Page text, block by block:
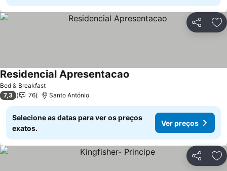
Partilhar
Bed & Breakfast
Residencial Apresentacao
7,3 76 Santo António
Selecione as datas para ver os preços
exatos.
Ver preços
Partilhar